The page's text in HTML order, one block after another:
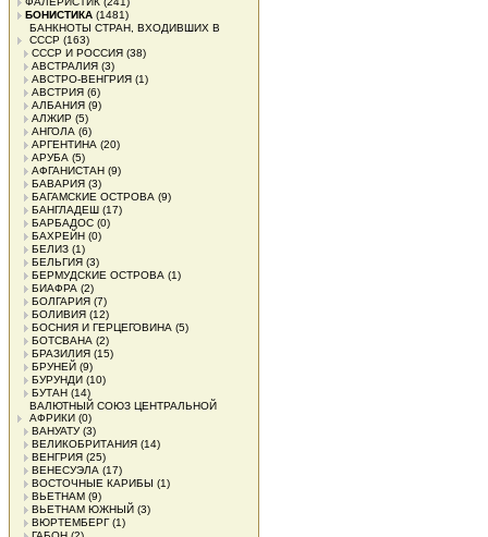
БОНИСТИКА (1481)
БАНКНОТЫ СТРАН, ВХОДИВШИХ В
СССР (163)
СССР И РОССИЯ (38)
АВСТРАЛИЯ (3)
АВСТРО-ВЕНГРИЯ (1)
АВСТРИЯ (6)
АЛБАНИЯ (9)
АЛЖИР (5)
АНГОЛА (6)
АРГЕНТИНА (20)
АРУБА (5)
АФГАНИСТАН (9)
БАВАРИЯ (3)
БАГАМСКИЕ ОСТРОВА (9)
БАНГЛАДЕШ (17)
БАРБАДОС (0)
БАХРЕЙН (0)
БЕЛИЗ (1)
БЕЛЬГИЯ (3)
БЕРМУДСКИЕ ОСТРОВА (1)
БИАФРА (2)
БОЛГАРИЯ (7)
БОЛИВИЯ (12)
БОСНИЯ И ГЕРЦЕГОВИНА (5)
БОТСВАНА (2)
БРАЗИЛИЯ (15)
БРУНЕЙ (9)
БУРУНДИ (10)
БУТАН (14)
ВАЛЮТНЫЙ СОЮЗ ЦЕНТРАЛЬНОЙ
АФРИКИ (0)
ВАНУАТУ(3)
ВЕЛИКОБРИТАНИЯ (14)
ВЕНГРИЯ (25)
ВЕНЕСУЭЛА (17)
ВОСТОЧНЫЕ КАРИБЫ (1)
ВЬЕТНАМ (9)
ВЬЕТНАМ ЮЖНЫЙ (3)
ВЮРТЕМБЕРГ(1)